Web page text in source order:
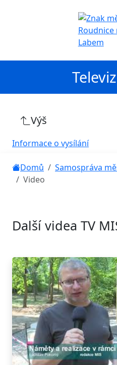
Výš
Informace o vysílání
Domů Samospráva
Video
Další videa TV